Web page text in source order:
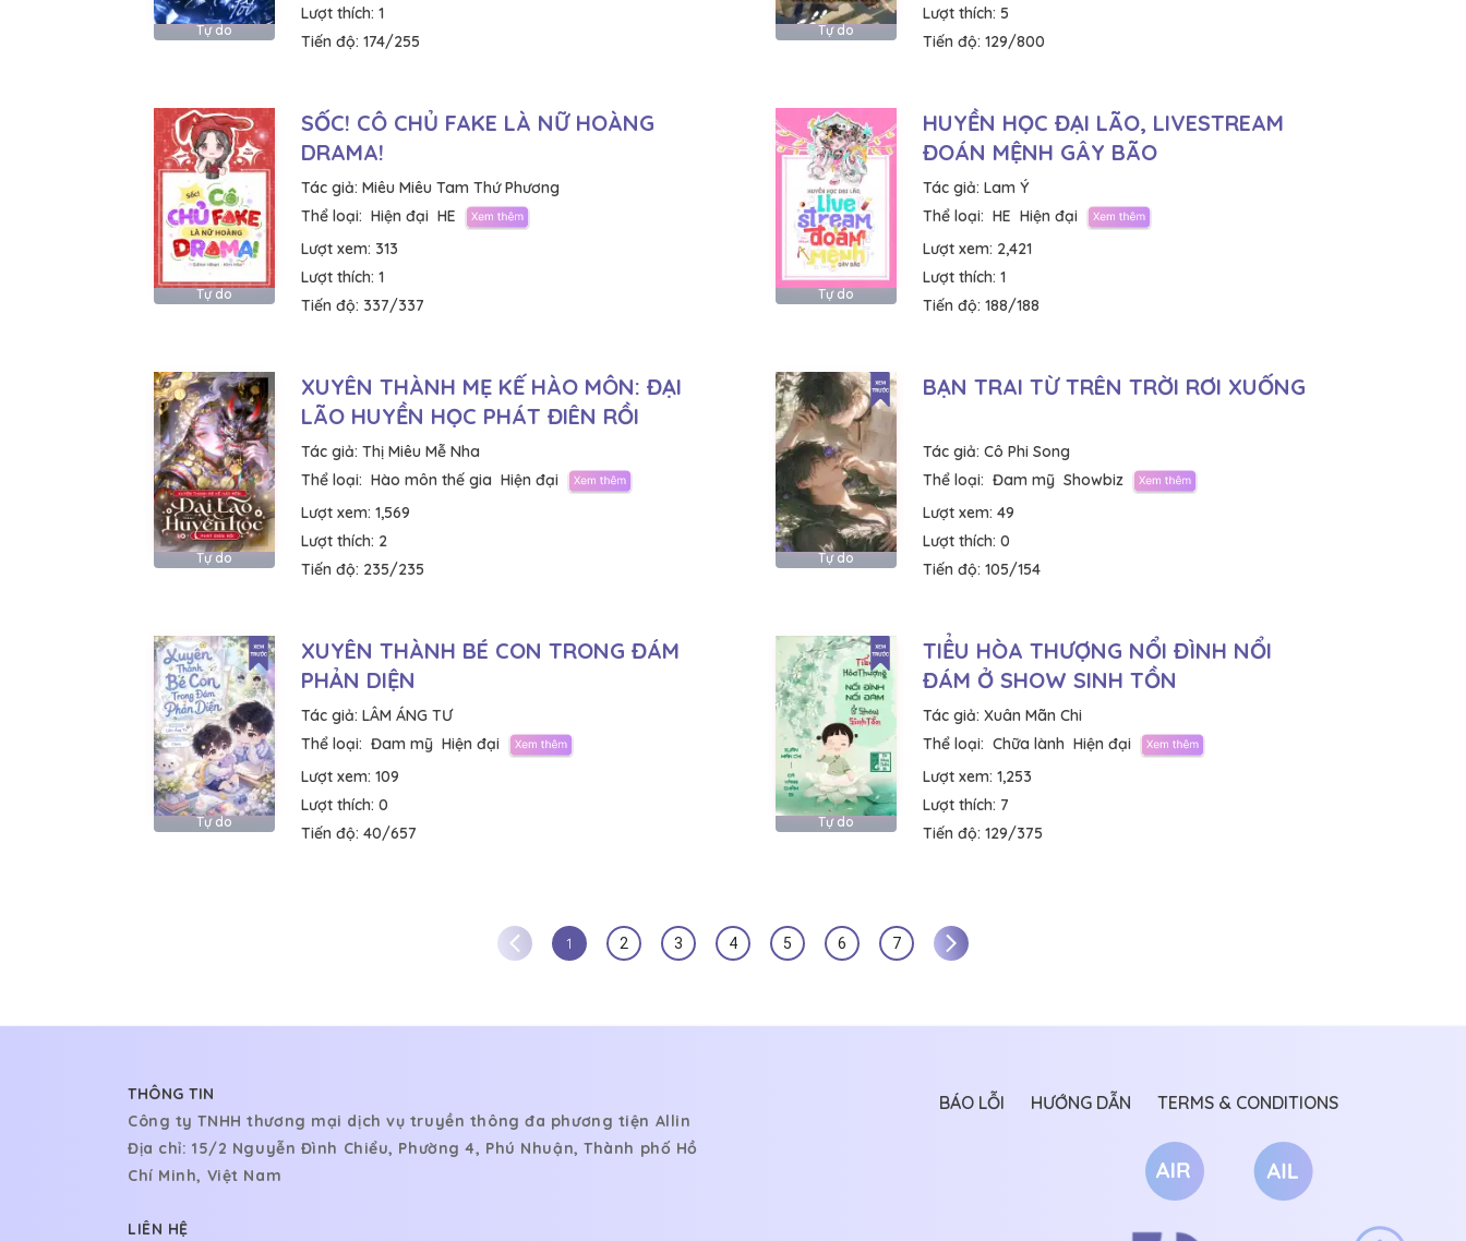
Tự do
Lượt thích: 1
Tiến độ: 174/255
Tự do
Lượt thích: 5
Tiến độ: 129/800
Tự do
SỐC! CÔ CHỦ FAKE LÀ NỮ HOÀNG
DRAMA!
Tác giả: Miêu Miêu Tam Thứ Phương
Thể loại: Hiện đại HE
Lượt xem: 313
Lượt thích: 1
Tiến độ: 337/337
Tự do
HUYỀN HỌC ĐẠI LÃO, LIVESTREAM
ĐOÁN MỆNH GÂY BÃO
Tác giả: Lam Ý
Thể loại: HE Hiện đại
Lượt xem: 2,421
Lượt thích: 1
Tiến độ: 188/188
Tự do
XUYÊN THÀNH MẸ KẾ HÀO MÔN: ĐẠI
LÃO HUYỀN HỌC PHÁT ĐIÊN RỒI
Tác giả: Thị Miêu Mễ Nha
Thể loại: Hào môn thế gia Hiện đại
Lượt xem: 1,569
Lượt thích: 2
Tiến độ: 235/235
Tự do
BẠN TRAI TỪ TRÊN TRỜI RƠI XUỐNG
Tác giả: Cô Phi Song
Thể loại: Đam mỹ Showbiz
Lượt xem: 49
Lượt thích: 0
Tiến độ: 105/154
Tự do
XUYÊN THÀNH BÉ CON TRONG ĐÁM
PHẢN DIỆN
Tác giả: LÂM ÁNG TƯ
Thể loại: Đam mỹ Hiện đại
Lượt xem: 109
Lượt thích: 0
Tiến độ: 40/657
Tự do
TIỂU HÒA THƯỢNG NỔI ĐÌNH NỔI
ĐÁM Ở SHOW SINH TỒN
Tác giả: Xuân Mãn Chi
Thể loại: Chữa lành Hiện đại
Lượt xem: 1,253
Lượt thích: 7
Tiến độ: 129/375
1 2 3 4 5 6 7
THÔNG TIN
Công ty TNHH thương mại dịch vụ truyền thông đa phương tiện Allin
Địa chỉ: 15/2 Nguyễn Đình Chiểu, Phường 4, Phú Nhuận, Thành phố Hồ
Chí Minh, Việt Nam
LIÊN HỆ
BÁO LỖI HƯỚNG DẪN TERMS & CONDITIONS